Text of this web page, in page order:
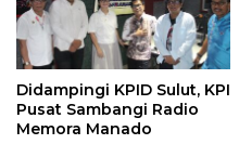
Didampingi KPID Sulut, KPI
Pusat Sambangi Radio
Memora Manado